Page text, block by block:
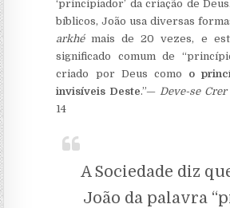
‘principiador’ da criação de
bíblicos, João usa diversas
arkhémais de 20 vezes, e
significado comum de
criado por Deus como o
invisíveis Deste.”— Deve-se
14
A Sociedade diz
João da palavra